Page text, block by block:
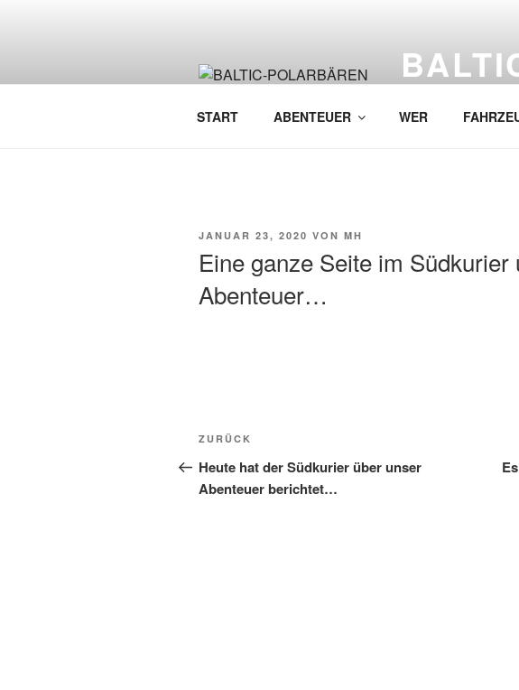
START ABENTEUER WER
VERÖFFENTLICHT
JANUAR 23, 2020 VON MH
Eine ganze Seite im Südkurier
Abenteuer…
Beitragsnavigation
Vorheriger
Beitrag
ZURÜCK
Heute hat der Südkurier über unser
Abenteuer berichtet…